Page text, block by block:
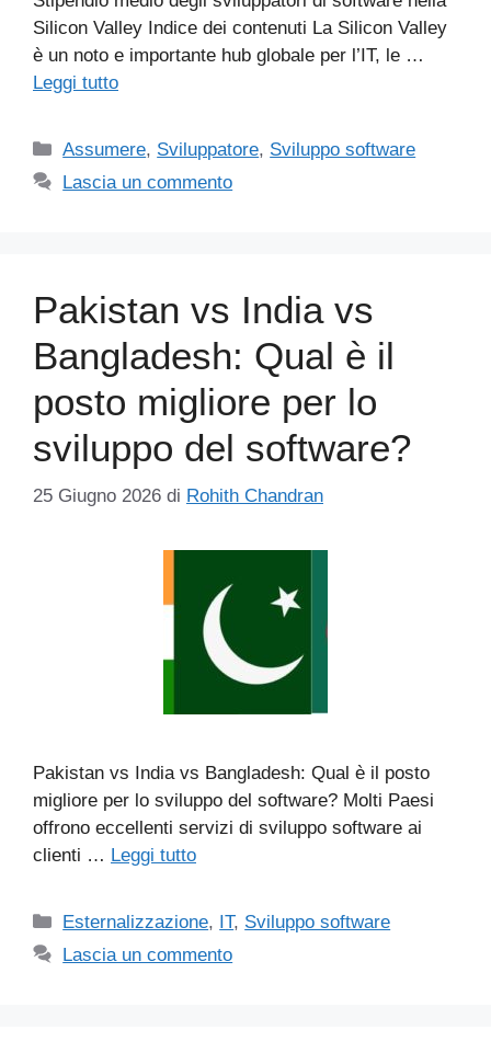
Silicon Valley Indice dei contenuti La Silicon Valley
è un noto e importante hub globale per l’IT, le …
Leggi tutto
Categorie
Assumere, Sviluppatore, Sviluppo software
Lascia un commento
Pakistan vs India vs
Bangladesh: Qual è il
posto migliore per lo
sviluppo del software?
25 Giugno 2026 di Rohith Chandran
Pakistan vs India vs Bangladesh: Qual è il posto
migliore per lo sviluppo del software? Molti Paesi
offrono eccellenti servizi di sviluppo software ai
clienti … Leggi tutto
Categorie
Esternalizzazione, IT, Sviluppo software
Lascia un commento